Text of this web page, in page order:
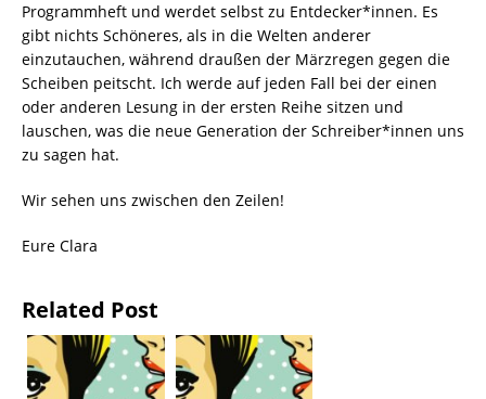
Programmheft und werdet selbst zu Entdecker*innen. Es
gibt nichts Schöneres, als in die Welten anderer
einzutauchen, während draußen der Märzregen gegen die
Scheiben peitscht. Ich werde auf jeden Fall bei der einen
oder anderen Lesung in der ersten Reihe sitzen und
lauschen, was die neue Generation der Schreiber*innen uns
zu sagen hat.
Wir sehen uns zwischen den Zeilen!
Eure Clara
Related Post